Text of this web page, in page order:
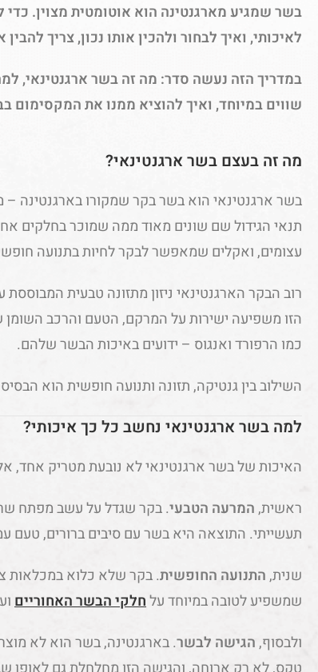
בשר שמגיע מארגנטינה הוא אוטומטית מצוין.
לאיכותי, ואיך לבחור ולהכין אותו נכון, צריך
במדריך הזה נעשה סדר: מה זה בשר ארגנטינאי,
שווים במיוחד, ואיך להוציא ממנו את המקסימום
מה זה בעצם בשר ארגנטינאי?
בשר ארגנטינאי הוא בשר בקר שמקורו בארגנטינה
תנאי הגידול שם שונים מאוד ממה שמוכר בחלקים
עצומים, ואקלים שמאפשר לבקר לחיות בתנועה
רוב הבקר הארגנטינאי ניזון מתזונה טבעית
הזו משפיעה ישירות על המרקם, הטעם והרכב השומן
כמו הרפורד ואנגוס – ידועים באיכות הבשר שלהם.
השילוב בין גנטיקה, תזונה ותנועה חופשית הוא
למה בשר ארגנטינאי נחשב כל כך איכותי?
האיכות של בשר ארגנטינאי לא נובעת מטריק אחד,
ראשית,המרעה הטבעי. בקר שגדל על עשב מפתח
תעשייתי. התוצאה היא בשר עם סיבים ברורים, טעם
שנית,התנועה החופשית. בקר שלא כלוא במכלאות
שמשפיע לטובה במיוחד עלחלקי הבשר האחוריים
ולבסוף,הגישה לבשר. בארגנטינה, בשר הוא לא